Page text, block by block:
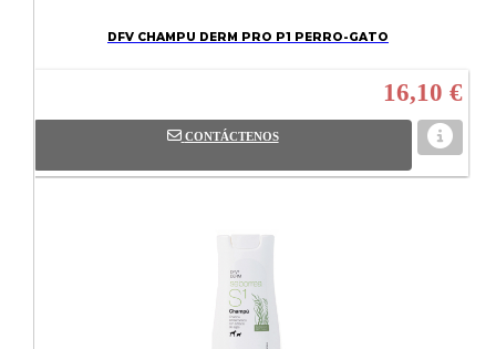
DFV CHAMPU DERM PRO P1 PERRO-GATO
16,10 €
CONTÁCTENOS